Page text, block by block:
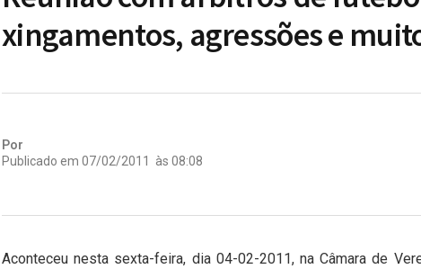
xingamentos, agressões e
Por
Publicado em 07/02/2011 às 08:08
Aconteceu nesta sexta-feira, dia 04-02-2011, na Câmara de